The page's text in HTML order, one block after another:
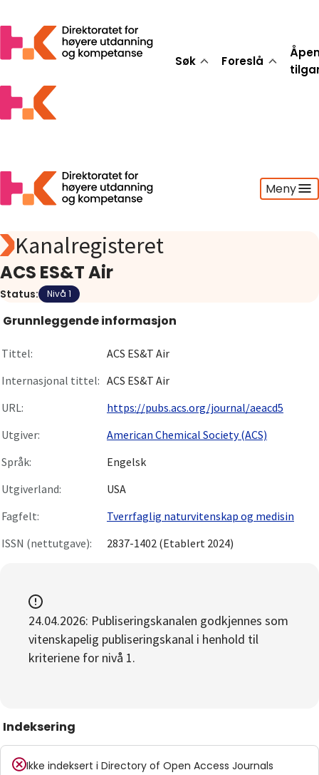
Søk Foreslå
Meny
Søk
Åpen tilgang
Statistikk
Aktuelt
Gå til innlogging
Kanalregisteret
ACS ES&T Air
Status: Nivå 1
Grunnleggende informasjon
Tittel:
ACS ES&T Air
Internasjonal tittel: ACS ES&T Air
URL:
https://pubs.acs.org/journal/aeacd5
Utgiver:
American Chemical Society (ACS)
Språk:
Engelsk
Utgiverland:
USA
Fagfelt:
Tverrfaglig naturvitenskap og medisin
ISSN (nettutgave):
2837-1402 (Etablert 2024)
24.04.2026: Publiseringskanalen godkjennes som
vitenskapelig publiseringskanal i henhold til
kriteriene for nivå 1.
Indeksering
Ikke indeksert i Directory of Open Access Journals